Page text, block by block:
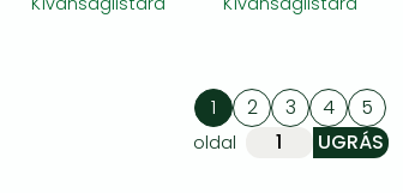
1 2 3 4 5
oldal